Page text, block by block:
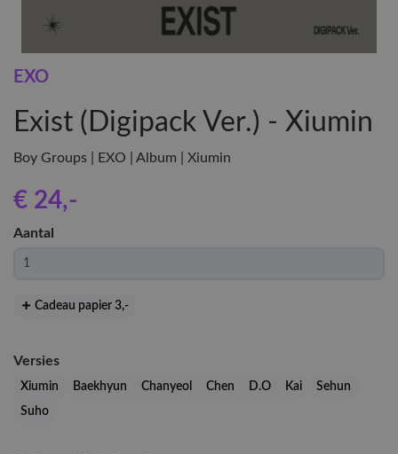
EXO
Exist (Digipack Ver.) - Xiumin
Boy Groups | EXO | Album | Xiumin
€ 24,-
Aantal
Cadeau papier 3,-
Versies
Xiumin Baekhyun Chanyeol Chen D.O Kai
Sehun
Suho